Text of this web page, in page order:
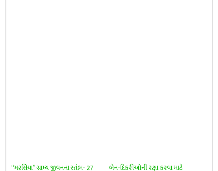
“મરસિયા” ગ્રામ્ય જીવનના સ્તંભ- 27
બેન-દિકરીઓની રક્ષા કરવા માટે